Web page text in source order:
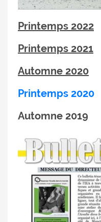
Printemps 2022
Printemps 2021
Automne 2020
Printemps 2020
Automne 2019